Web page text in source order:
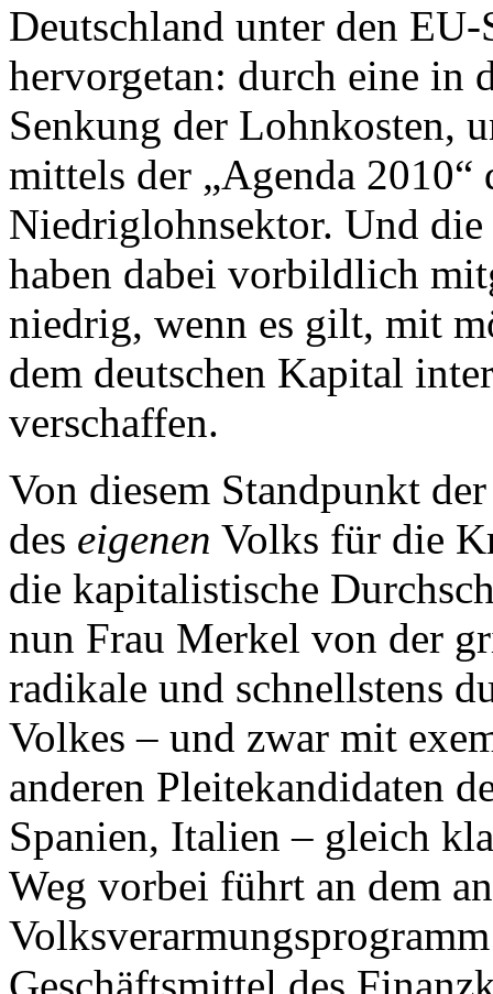
Deutschland unter den EU-
hervorgetan: durch eine in
Senkung der Lohnkosten,
mittels der „Agenda 2010“
Niedriglohnsektor. Und die
haben dabei vorbildlich
niedrig, wenn es gilt, mit
dem deutschen Kapital
verschaffen.
Von diesem Standpunkt
des eigenen Volks für die
die kapitalistische
nun Frau Merkel von der
radikale und schnellstens
Volkes – und zwar mit
anderen Pleitekandidaten
Spanien, Italien – gleich
Weg vorbei führt an dem
Geschäftsmittel des